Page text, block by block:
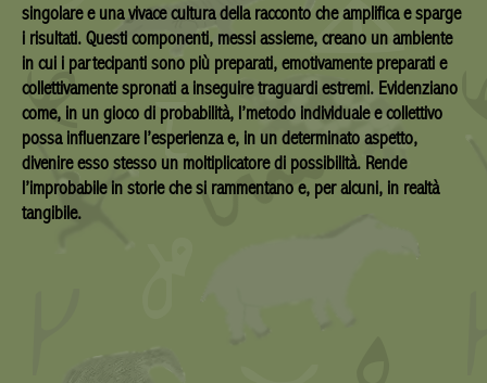
singolare e una vivace cultura della racconto che amplifica e sparge
i risultati. Questi componenti, messi assieme, creano un ambiente
in cui i partecipanti sono più preparati, emotivamente preparati e
collettivamente spronati a inseguire traguardi estremi. Evidenziano
come, in un gioco di probabilità, l’metodo individuale e collettivo
possa influenzare l’esperienza e, in un determinato aspetto,
divenire esso stesso un moltiplicatore di possibilità. Rende
l’improbabile in storie che si rammentano e, per alcuni, in realtà
tangibile.